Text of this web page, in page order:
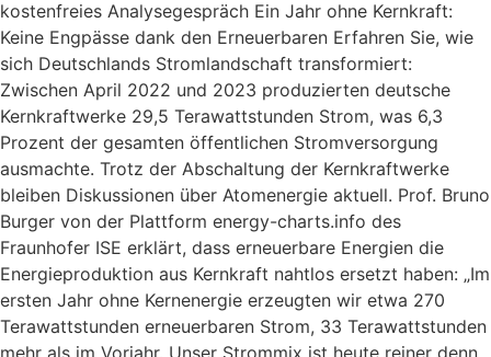
kostenfreies Analysegespräch Ein Jahr ohne Kernkraft:
Keine Engpässe dank den Erneuerbaren Erfahren Sie, wie
sich Deutschlands Stromlandschaft transformiert:
Zwischen April 2022 und 2023 produzierten deutsche
Kernkraftwerke 29,5 Terawattstunden Strom, was 6,3
Prozent der gesamten öffentlichen Stromversorgung
ausmachte. Trotz der Abschaltung der Kernkraftwerke
bleiben Diskussionen über Atomenergie aktuell. Prof. Bruno
Burger von der Plattform energy-charts.info des
Fraunhofer ISE erklärt, dass erneuerbare Energien die
Energieproduktion aus Kernkraft nahtlos ersetzt haben: „Im
ersten Jahr ohne Kernenergie erzeugten wir etwa 270
Terawattstunden erneuerbaren Strom, 33 Terawattstunden
mehr als im Vorjahr. Unser Strommix ist heute reiner denn